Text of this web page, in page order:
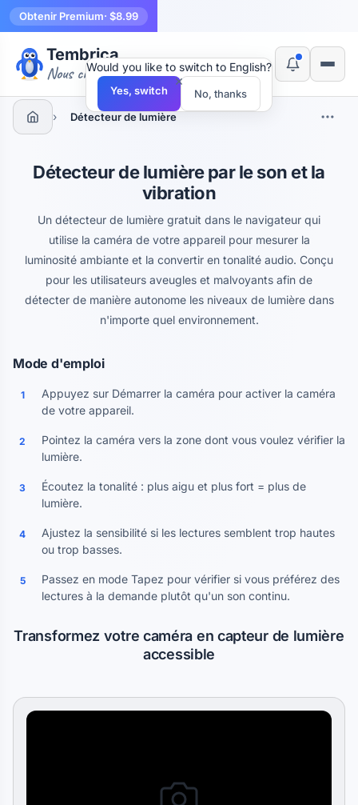
Obtenir Premium· $8.99
Tembrica
Nous créons des outils
› Détecteur de lumière
Détecteur de lumière par le son et la
vibration
Un détecteur de lumière gratuit dans le navigateur qui
utilise la caméra de votre appareil pour mesurer la
luminosité ambiante et la convertir en tonalité audio. Conçu
pour les utilisateurs aveugles et malvoyants afin de
détecter de manière autonome les niveaux de lumière dans
n'importe quel environnement.
Mode d'emploi
1
Appuyez sur Démarrer la caméra pour activer la caméra
de votre appareil.
2
Pointez la caméra vers la zone dont vous voulez vérifier la
lumière.
3
Écoutez la tonalité : plus aigu et plus fort = plus de
lumière.
4
Ajustez la sensibilité si les lectures semblent trop hautes
ou trop basses.
5
Passez en mode Tapez pour vérifier si vous préférez des
lectures à la demande plutôt qu'un son continu.
Transformez votre caméra en capteur de lumière
accessible
×
Would you like to switch to English?
Yes, switch No, thanks